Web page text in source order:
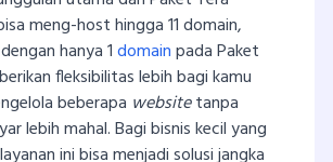
meng-host hingga 11 domain,
hanya 1domainpada Paket
fleksibilitas lebih bagi kamu
beberapa websitetanpa
lebih mahal. Bagi bisnis kecil yang
ini bisa menjadi solusi jangka